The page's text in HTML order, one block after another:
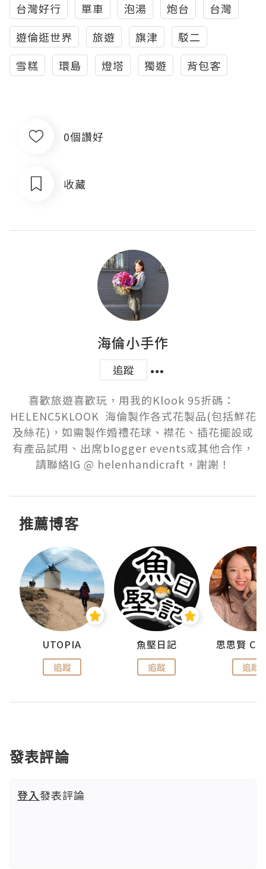
台灣好行
單車 泡湯 炮台
台灣
遊倫逛世界
旅遊 旗津
駁二
雪糕
環島 燈塔 獨遊 背包客
0個讚好
收藏
海倫小手作
追蹤
喜歡旅遊喜歡玩，用我的Klook 95折碼：
HELENC5KLOOK  海倫製作各式花製品(包括鮮花
及絲花)，如需製作婚禮花球、襟花、插花擺設或
有產品試用、出席blogger events或其他合作，
請聯絡IG @ helenhandicraft，謝謝！
推薦博客
UTOPIA
追蹤
魚堅日記
追蹤 追蹤
發表評論
登入發表評論